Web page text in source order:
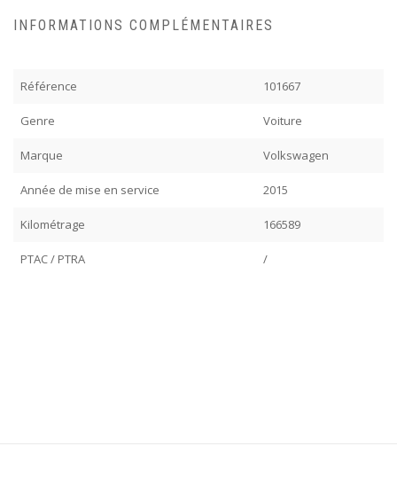
INFORMATIONS COMPLÉMENTAIRES
Référence 101667
Genre Voiture
Marque Volkswagen
Année de mise en service 2015
Kilométrage 166589
PTAC / PTRA /